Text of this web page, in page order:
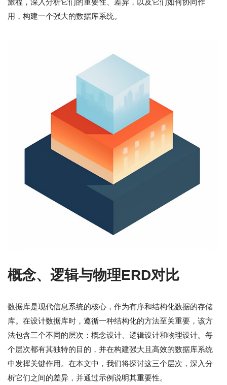
旅程，深入分析它们的重要性、差异，以及它们如何协同作
用，构建一个强大的数据库系统。
概念、逻辑与物理ERD对比
数据库是现代信息系统的核心，作为有序和结构化数据的存储
库。在设计数据库时，遵循一种结构化的方法至关重要，该方
法包含三个不同的层次：概念设计、逻辑设计和物理设计。每
个层次都有其独特的目的，并在构建强大且高效的数据库系统
中发挥关键作用。在本文中，我们将探讨这三个层次，深入分
析它们之间的差异，并通过示例说明其重要性。